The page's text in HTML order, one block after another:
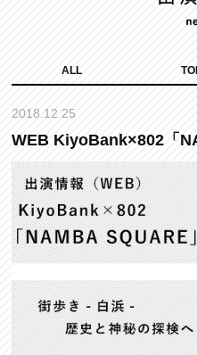
ALL
2018.12.25
WEB KiyoBank×802「